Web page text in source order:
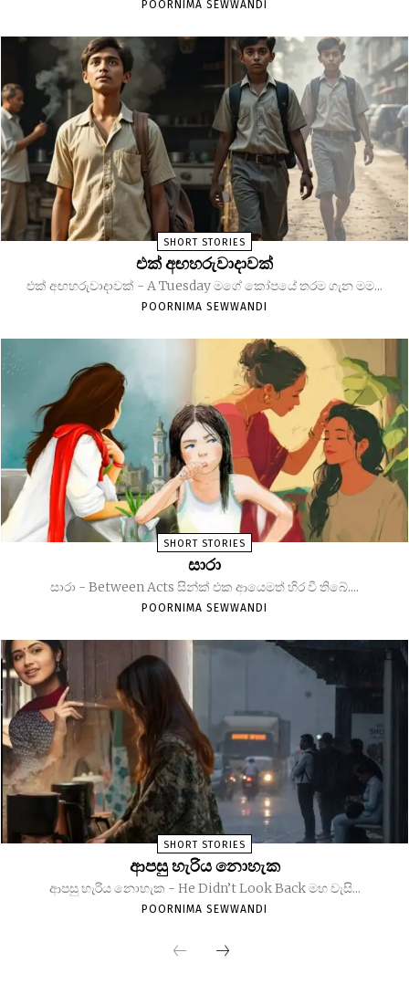
POORNIMA SEWWANDI
SHORT STORIES
එක් අඟහරුවාදාවක්
එක් අඟහරුවාදාවක් - A Tuesday මගේ කෝපයේ තරම ගැන මම...
POORNIMA SEWWANDI
SHORT STORIES
සාරා
සාරා - Between Acts සින්ක් එක ආයෙමත් හිර වී තිබේ....
POORNIMA SEWWANDI
SHORT STORIES
ආපසු හැරිය නොහැක
ආපසු හැරිය නොහැක - He Didn’t Look Back මහ වැසි...
POORNIMA SEWWANDI